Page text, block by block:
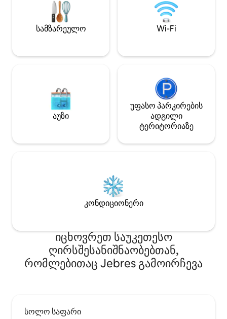
გასათვალისწინებელი
აეროპორტამდე 2. 10 წუთი
სადგურამდე 3. 5 წუთი შრივედარამდე
შეიხ ზაიედის
სამზარეულო Wi-Fi
აუზი
უფასო პარკირების
ადგილი
ტერიტორიაზე
კონდიციონერი
იცხოვრეთ საუკეთესო
ღირსშესანიშნაობებთან,
რომლებითაც Jebres გამოირჩევა
სოლო საფარი